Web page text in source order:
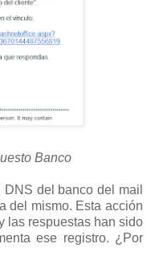
Banco
del banco del mail
del mismo. Esta acción
las respuestas han sido
ese registro. ¿Por